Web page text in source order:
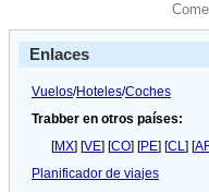
Enlaces
Vuelos/Hoteles/Coches
Trabber en otros países:
[MX] [VE] [CO] [PE] [CL] [
Planificador de viajes